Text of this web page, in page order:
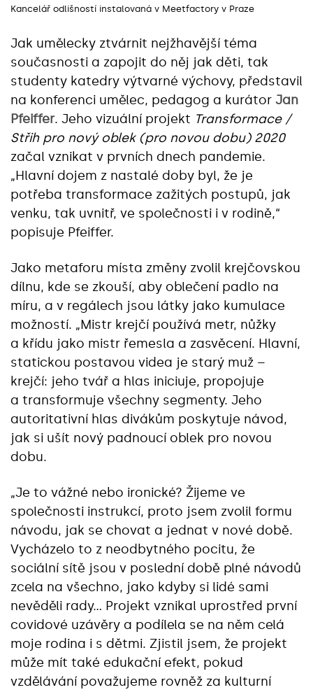
Kancelář odlišností instalovaná v Meetfactory v Praze
Jak umělecky ztvárnit nejžhavější téma
současnosti a zapojit do něj jak děti, tak
studenty katedry výtvarné výchovy, představil
na konferenci umělec, pedagog a kurátor Jan
Pfeiffer. Jeho vizuální projekt Transformace /
Střih pro nový oblek (pro novou dobu) 2020
začal vznikat v prvních dnech pandemie.
„Hlavní dojem z nastalé doby byl, že je
potřeba transformace zažitých postupů, jak
venku, tak uvnitř, ve společnosti i v rodině,“
popisuje Pfeiffer.
Jako metaforu místa změny zvolil krejčovskou
dílnu, kde se zkouší, aby oblečení padlo na
míru, a v regálech jsou látky jako kumulace
možností. „Mistr krejčí používá metr, nůžky
a křídu jako mistr řemesla a zasvěcení. Hlavní,
statickou postavou videa je starý muž –
krejčí: jeho tvář a hlas iniciuje, propojuje
a transformuje všechny segmenty. Jeho
autoritativní hlas divákům poskytuje návod,
jak si ušít nový padnoucí oblek pro novou
dobu.
„Je to vážné nebo ironické? Žijeme ve
společnosti instrukcí, proto jsem zvolil formu
návodu, jak se chovat a jednat v nové době.
Vycházelo to z neodbytného pocitu, že
sociální sítě jsou v poslední době plné návodů
zcela na všechno, jako kdyby si lidé sami
nevěděli rady… Projekt vznikal uprostřed první
covidové uzávěry a podílela se na něm celá
moje rodina i s dětmi. Zjistil jsem, že projekt
může mít také edukační efekt, pokud
vzdělávání považujeme rovněž za kulturní